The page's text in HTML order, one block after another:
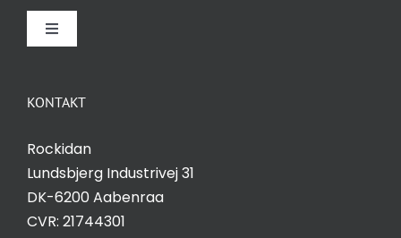
KONTAKT
Rockidan
Lundsbjerg Industrivej 31
DK-6200 Aabenraa
CVR: 21744301
Toggle
Salgs- og leveringsbetingelser